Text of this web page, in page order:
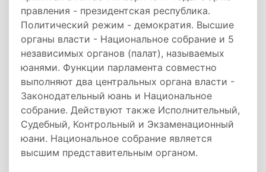
правления - президентская республика.
Политический режим - демократия. Высшие
органы власти - Национальное собрание и 5
независимых органов (палат), называемых
юанями. Функции парламента совместно
выполняют два центральных органа власти -
Законодательный юань и Национальное
собрание. Действуют также Исполнительный,
Судебный, Контрольный и Экзаменационный
юани. Национальное собрание является
высшим представительным органом.